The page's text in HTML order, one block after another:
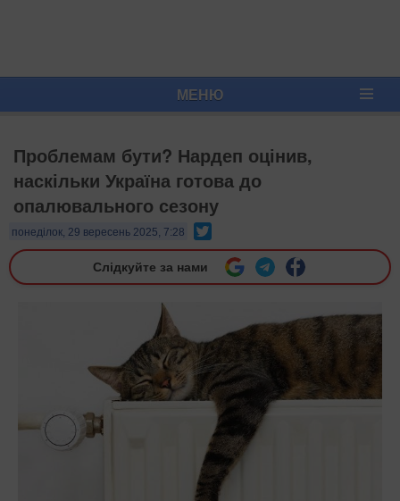
МЕНЮ
Проблемам бути? Нардеп оцінив,
наскільки Україна готова до
опалювального сезону
понеділок, 29 вересень 2025, 7:28
Слідкуйте за нами